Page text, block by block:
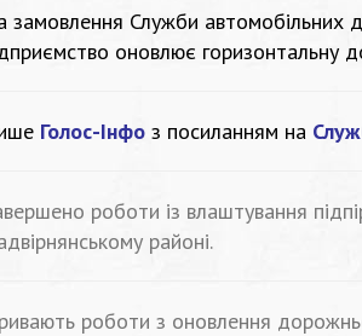
замовлення Служби автомобільних
оновлює горизонтальну
Голос-Інфо з посиланням на
роботи із влаштування
районі.
роботи з оновлення